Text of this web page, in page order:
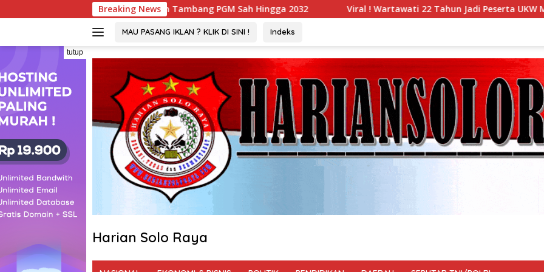
ke
Breaking News
: Izin Tambang PGM Sah Hingga 2032 Viral ! Wartawati 22 Tahun Jadi Peserta UKW Madya Termuda dan Lolos
MAU PASANG IKLAN ? KLIK DI SINI ! Indeks
tutup
Harian Solo Raya
Tegas